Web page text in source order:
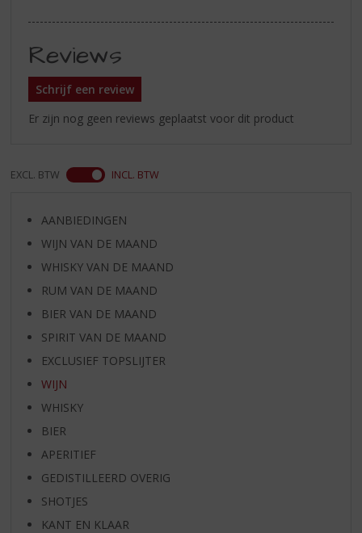
Reviews
Schrijf een review
Er zijn nog geen reviews geplaatst voor dit product
EXCL. BTW INCL. BTW
AANBIEDINGEN
WIJN VAN DE MAAND
WHISKY VAN DE MAAND
RUM VAN DE MAAND
BIER VAN DE MAAND
SPIRIT VAN DE MAAND
EXCLUSIEF TOPSLIJTER
WIJN
WHISKY
BIER
APERITIEF
GEDISTILLEERD OVERIG
SHOTJES
KANT EN KLAAR